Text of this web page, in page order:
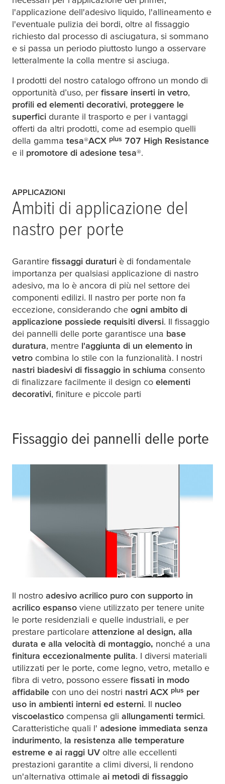
l'applicazione dell'adesivo liquido, l'allineamento e
l'eventuale pulizia dei bordi, oltre al fissaggio
richiesto dal processo di asciugatura, si sommano
e si passa un periodo piuttosto lungo a osservare
letteralmente la colla mentre si asciuga.
I prodotti del nostro catalogo offrono un mondo di
opportunità d’uso, per fissare inserti in vetro,
profili ed elementi decorativi, proteggere le
superfici durante il trasporto e per i vantaggi
offerti da altri prodotti, come ad esempio quelli
della gamma tesa®ACX plus 707 High Resistance
e il promotore di adesione tesa®.
APPLICAZIONI
Ambiti di applicazione del
nastro per porte
Garantire fissaggi duraturi è di fondamentale
importanza per qualsiasi applicazione di nastro
adesivo, ma lo è ancora di più nel settore dei
componenti edilizi. Il nastro per porte non fa
eccezione, considerando che ogni ambito di
applicazione possiede requisiti diversi. Il fissaggio
dei pannelli delle porte garantisce una base
duratura, mentre l'aggiunta di un elemento in
vetro combina lo stile con la funzionalità. I nostri
nastri biadesivi di fissaggio in schiuma consento
di finalizzare facilmente il design co elementi
decorativi, finiture e piccole parti
Fissaggio dei pannelli delle porte
Il nostro adesivo acrilico puro con supporto in
acrilico espanso viene utilizzato per tenere unite
le porte residenziali e quelle industriali, e per
prestare particolare attenzione al design, alla
durata e alla velocità di montaggio, nonché a una
finitura eccezionalmente pulita. I diversi materiali
utilizzati per le porte, come legno, vetro, metallo e
fibra di vetro, possono essere fissati in modo
affidabile con uno dei nostri nastri ACX plus per
uso in ambienti interni ed esterni. Il nucleo
viscoelastico compensa gli allungamenti termici.
Caratteristiche quali l' adesione immediata senza
indurimento, la resistenza alle temperature
estreme e ai raggi UV oltre alle eccellenti
prestazioni garantite a climi diversi, li rendono
un'alternativa ottimale ai metodi di fissaggio